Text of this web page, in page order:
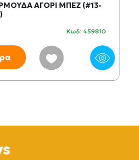
ΑΓΟΡΙ ΜΠΕΖ (#13-
Κωδ: 459810